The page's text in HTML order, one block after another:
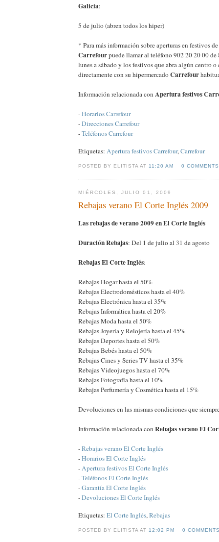
Galicia:
5 de julio (abren todos los hiper)
* Para más información sobre aperturas en festivos
Carrefourpuede llamar al teléfono 902 20 20 00 de
lunes a sábado y los festivos que abra algún centro
directamente con su hipermercadoCarrefour
Información relacionada con Apertura festivos
-Horarios Carrefour
-Direcciones Carrefour
-Teléfonos Carrefour
Etiquetas: Apertura festivos Carrefour,Carrefour
POSTED BY ELITISTA AT 11:20 AM 0 COMMENTS
MIÉRCOLES, JULIO 01, 2009
Rebajas verano El Corte Inglés 2009
Las rebajas de verano 2009 en El Corte Inglés
Duración Rebajas: Del 1 de julio al 31 de agosto
Rebajas El Corte Inglés:
Rebajas Hogar hasta el 50%
Rebajas Electrodomésticos hasta el 40%
Rebajas Electrónica hasta el 35%
Rebajas Informática hasta el 20%
Rebajas Moda hasta el 50%
Rebajas Joyería y Relojería hasta el 45%
Rebajas Deportes hasta el 50%
Rebajas Bebés hasta el 50%
Rebajas Cines y Series TV hasta el 35%
Rebajas Videojuegos hasta el 70%
Rebajas Fotografía hasta el 10%
Rebajas Perfumería y Cosmética hasta el 15%
Devoluciones en las mismas condiciones que
Información relacionada con Rebajas verano El
-Rebajas verano El Corte Inglés
-Horarios El Corte Inglés
-Apertura festivos El Corte Inglés
-Teléfonos El Corte Inglés
-Garantía El Corte Inglés
-Devoluciones El Corte Inglés
Etiquetas: El Corte Inglés,Rebajas
POSTED BY ELITISTA AT12:02 PM 0